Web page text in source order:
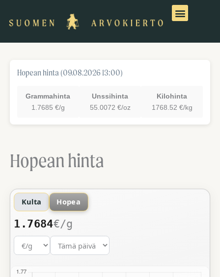
Hopean hinta (09.08.2026 13:00)
Grammahinta
1.7685 €/g
Unssihinta
55.0072 €/oz
Kilohinta
1768.52 €/kg
Hopean hinta
Kulta Hopea
1.7684€/g